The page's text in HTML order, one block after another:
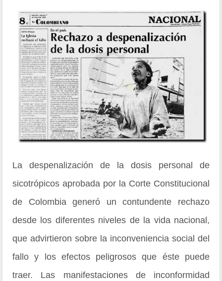
La despenalización de la dosis personal de
sicotrópicos aprobada por la Corte Constitucional
de Colombia generó un contundente rechazo
desde los diferentes niveles de la vida nacional,
que advirtieron sobre la inconveniencia social del
fallo y los efectos peligrosos que éste puede
traer. Las manifestaciones de inconformidad